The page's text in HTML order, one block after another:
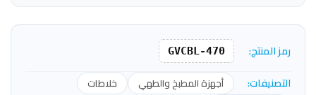
رمز المنتج: GVCBL-470
التصنيفات: أجهزة المطبخ والطهي
خلاطات